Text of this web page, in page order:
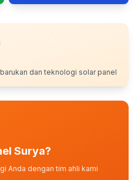
dan teknologi solar panel
Surya?
Anda dengan tim ahli kami